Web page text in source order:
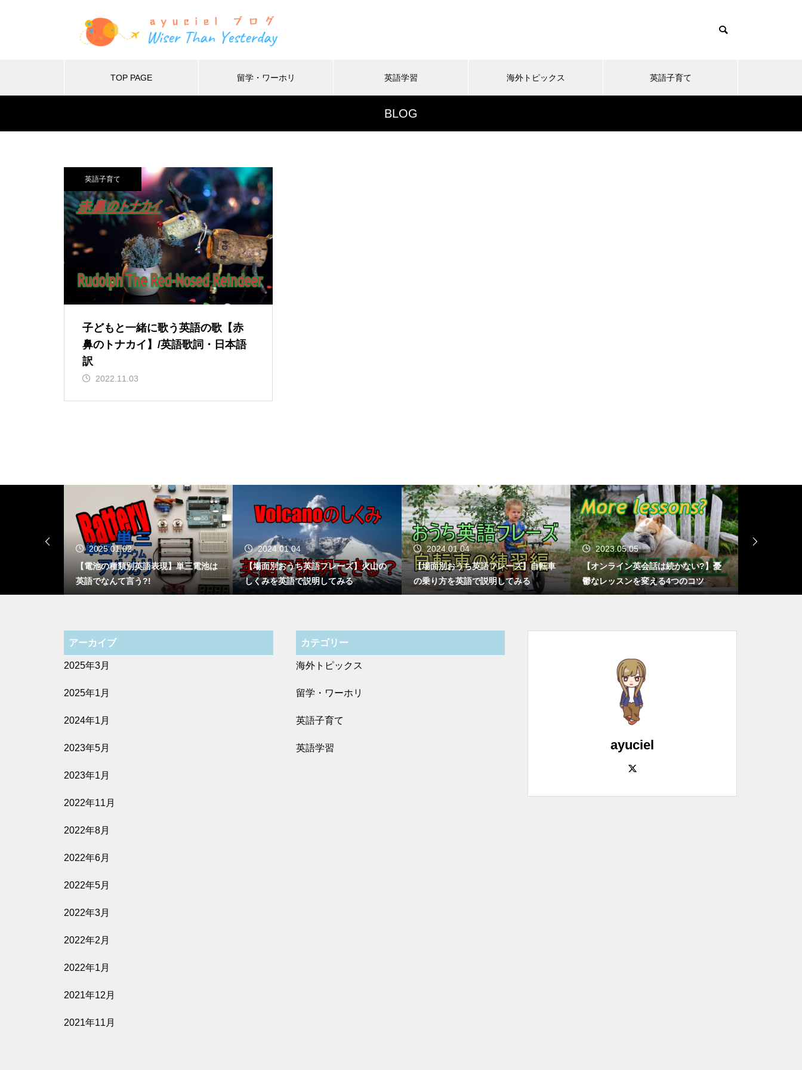
TOP PAGE 留学・ワーホリ 英語学習 海外トピックス 英語子育て
37
BLOG
英語子育て
子どもと一緒に歌う英語の歌【赤
鼻のトナカイ】/英語歌詞・日本語
訳
2022.11.03
2025.01.02
【電池の種類別英語表現】単三電池は
英語でなんて言う?!
2024.01.04
【場面別おうち英語フレーズ】火山の
しくみを英語で説明してみる
2024.01.04
【場面別おうち英語フレーズ】自転車
の乗り方を英語で説明してみる
2023.05.05
【オンライン英会話は続かない?】憂
鬱なレッスンを変える4つのコツ
アーカイブ
2025年3月
2025年1月
2024年1月
2023年5月
2023年1月
2022年11月
2022年8月
2022年6月
2022年5月
2022年3月
2022年2月
2022年1月
2021年12月
2021年11月
カテゴリー
海外トピックス
留学・ワーホリ
英語子育て
英語学習 ayuciel